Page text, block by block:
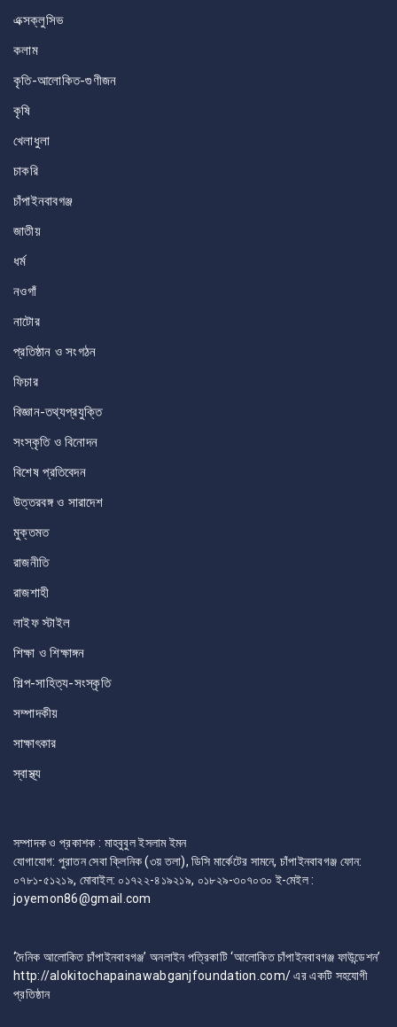
এক্সক্লুসিভ
কলাম
কৃতি-আলোকিত-গুণীজন
কৃষি
খেলাধুলা
চাকরি
চাঁপাইনবাবগঞ্জ
জাতীয়
ধর্ম
নওগাঁ
নাটোর
প্রতিষ্ঠান ও সংগঠন
ফিচার
বিজ্ঞান-তথ্যপ্রযুক্তি
সংস্কৃতি ও বিনোদন
বিশেষ প্রতিবেদন
উত্তরবঙ্গ ও সারাদেশ
মুক্তমত
রাজনীতি
রাজশাহী
লাইফ স্টাইল
শিক্ষা ও শিক্ষাঙ্গন
শিল্প-সাহিত্য-সংস্কৃতি
সম্পাদকীয়
সাক্ষাৎকার
স্বাস্থ্য
সম্পাদক ও প্রকাশক : মাহবুবুল ইসলাম ইমন
যোগাযোগ: পুরাতন সেবা ক্লিনিক (৩য় তলা), ডিসি মার্কেটের সামনে, চাঁপাইনবাবগঞ্জ ফোন:
০৭৮১-৫১২১৯, মোবাইল: ০১৭২২-৪১৯২১৯, ০১৮২৯-৩০৭০৩০ ই-মেইল :
joyemon86@gmail.com
‘দৈনিক আলোকিত চাঁপাইনবাবগঞ্জ’ অনলাইন পত্রিকাটি ‘আলোকিত চাঁপাইনবাবগঞ্জ ফাউন্ডেশন’
http://alokitochapainawabganjfoundation.com/ এর একটি সহযোগী
প্রতিষ্ঠান